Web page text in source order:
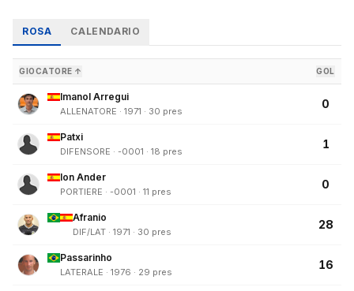
ROSA CALENDARIO
GIOCATORE ↑ GOL
Imanol Arregui
ALLENATORE · 1971 · 30 pres
0
Patxi
DIFENSORE · -0001 · 18 pres
1
Ion Ander
PORTIERE · -0001 · 11 pres
0
Afranio
DIF/LAT · 1971 · 30 pres
28
Passarinho
LATERALE · 1976 · 29 pres
16